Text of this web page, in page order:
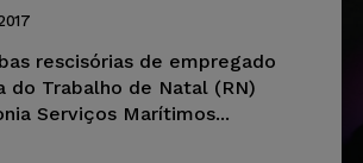
rescisórias de empregado
do Trabalho de Natal (RN)
Serviços Marítimos...